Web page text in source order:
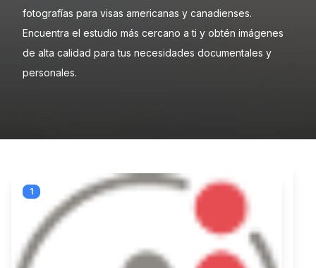
fotografías para visas americanas y canadienses.
Encuentra el estudio más cercano a ti y obtén imágenes
de alta calidad para tus necesidades documentales y
personales.
1